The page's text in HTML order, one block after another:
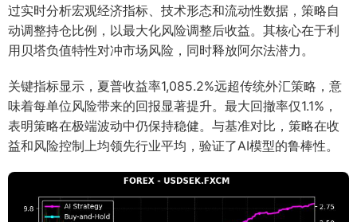
过实时分析宏观经济指标、技术形态和流动性数据，策略自
动调整持仓比例，以最大化风险调整后收益。其核心在于利
用贝塔负值特性对冲市场风险，同时释放阿尔法潜力。
关键指标显示，夏普收益率1,085.2%远超传统外汇策略，意
味着每单位风险带来的回报显著提升。最大回撤率仅1.1%，
表明策略在极端波动中仍保持稳健。与基准对比，策略在收
益和风险控制上均领先行业平均，验证了AI模型的鲁棒性。